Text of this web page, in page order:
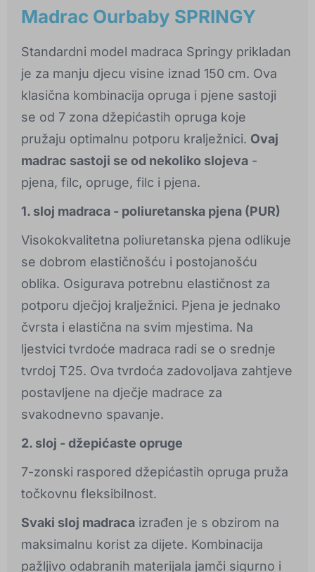
Madrac Ourbaby SPRINGY
Standardni model madraca Springy prikladan
je za manju djecu visine iznad 150 cm. Ova
klasična kombinacija opruga i pjene sastoji
se od 7 zona džepićastih opruga koje
pružaju optimalnu potporu kralježnici. Ovaj
madrac sastoji se od nekoliko slojeva -
pjena, filc, opruge, filc i pjena.
1. sloj madraca - poliuretanska pjena (PUR)
Visokokvalitetna poliuretanska pjena odlikuje
se dobrom elastičnošću i postojanošću
oblika. Osigurava potrebnu elastičnost za
potporu dječjoj kralježnici. Pjena je jednako
čvrsta i elastična na svim mjestima. Na
ljestvici tvrdoće madraca radi se o srednje
tvrdoj T25. Ova tvrdoća zadovoljava zahtjeve
postavljene na dječje madrace za
svakodnevno spavanje.
2. sloj - džepićaste opruge
7-zonski raspored džepićastih opruga pruža
točkovnu fleksibilnost.
Svaki sloj madraca izrađen je s obzirom na
maksimalnu korist za dijete. Kombinacija
pažljivo odabranih materijala jamči sigurno i